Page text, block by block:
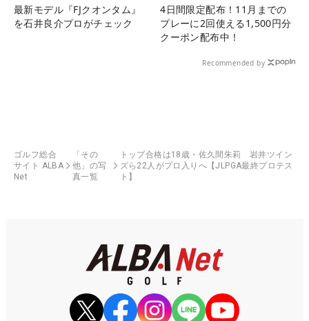
最新モデル『FJクオンタム』
を石井良介プロがチェック
4日間限定配布！11月までの
プレーに2回使える1,500円分
クーポン配布中！
Recommended by
ゴルフ総合
サイト ALBA
Net
「その
他」の写
真一覧
トップ合格は18歳・佐久間朱莉 岩井ツイン
ズら22人がプロ入りへ【JLPGA最終プロテス
ト】